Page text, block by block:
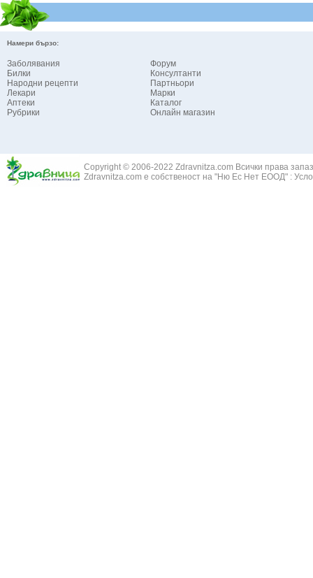
Намери бързо:
Заболявания
Билки
Народни рецепти
Лекари
Аптеки
Рубрики
Форум
Консултанти
Партньори
Марки
Каталог
Онлайн магазин
Copyright © 2006-2022 Zdravnitza.com Всички права
Zdravnitza.com е собственост на "Ню Ес Нет ЕООД" :